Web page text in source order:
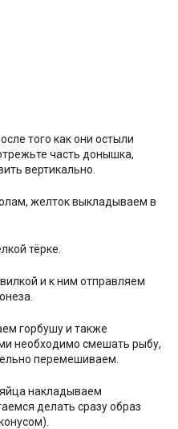
того как они остыли
часть донышка,
вертикально.
желток выкладываем в
тёрке.
и к ним отправляем
горбушу и также
необходимо смешать рыбу,
перемешиваем.
накладываем
делать сразу образ